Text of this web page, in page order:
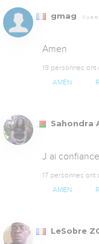
gmag Il y a
Amen
19 personnes ont
AMEN
Sahondra
J ai
17 personnes ont
AMEN
LeSobre